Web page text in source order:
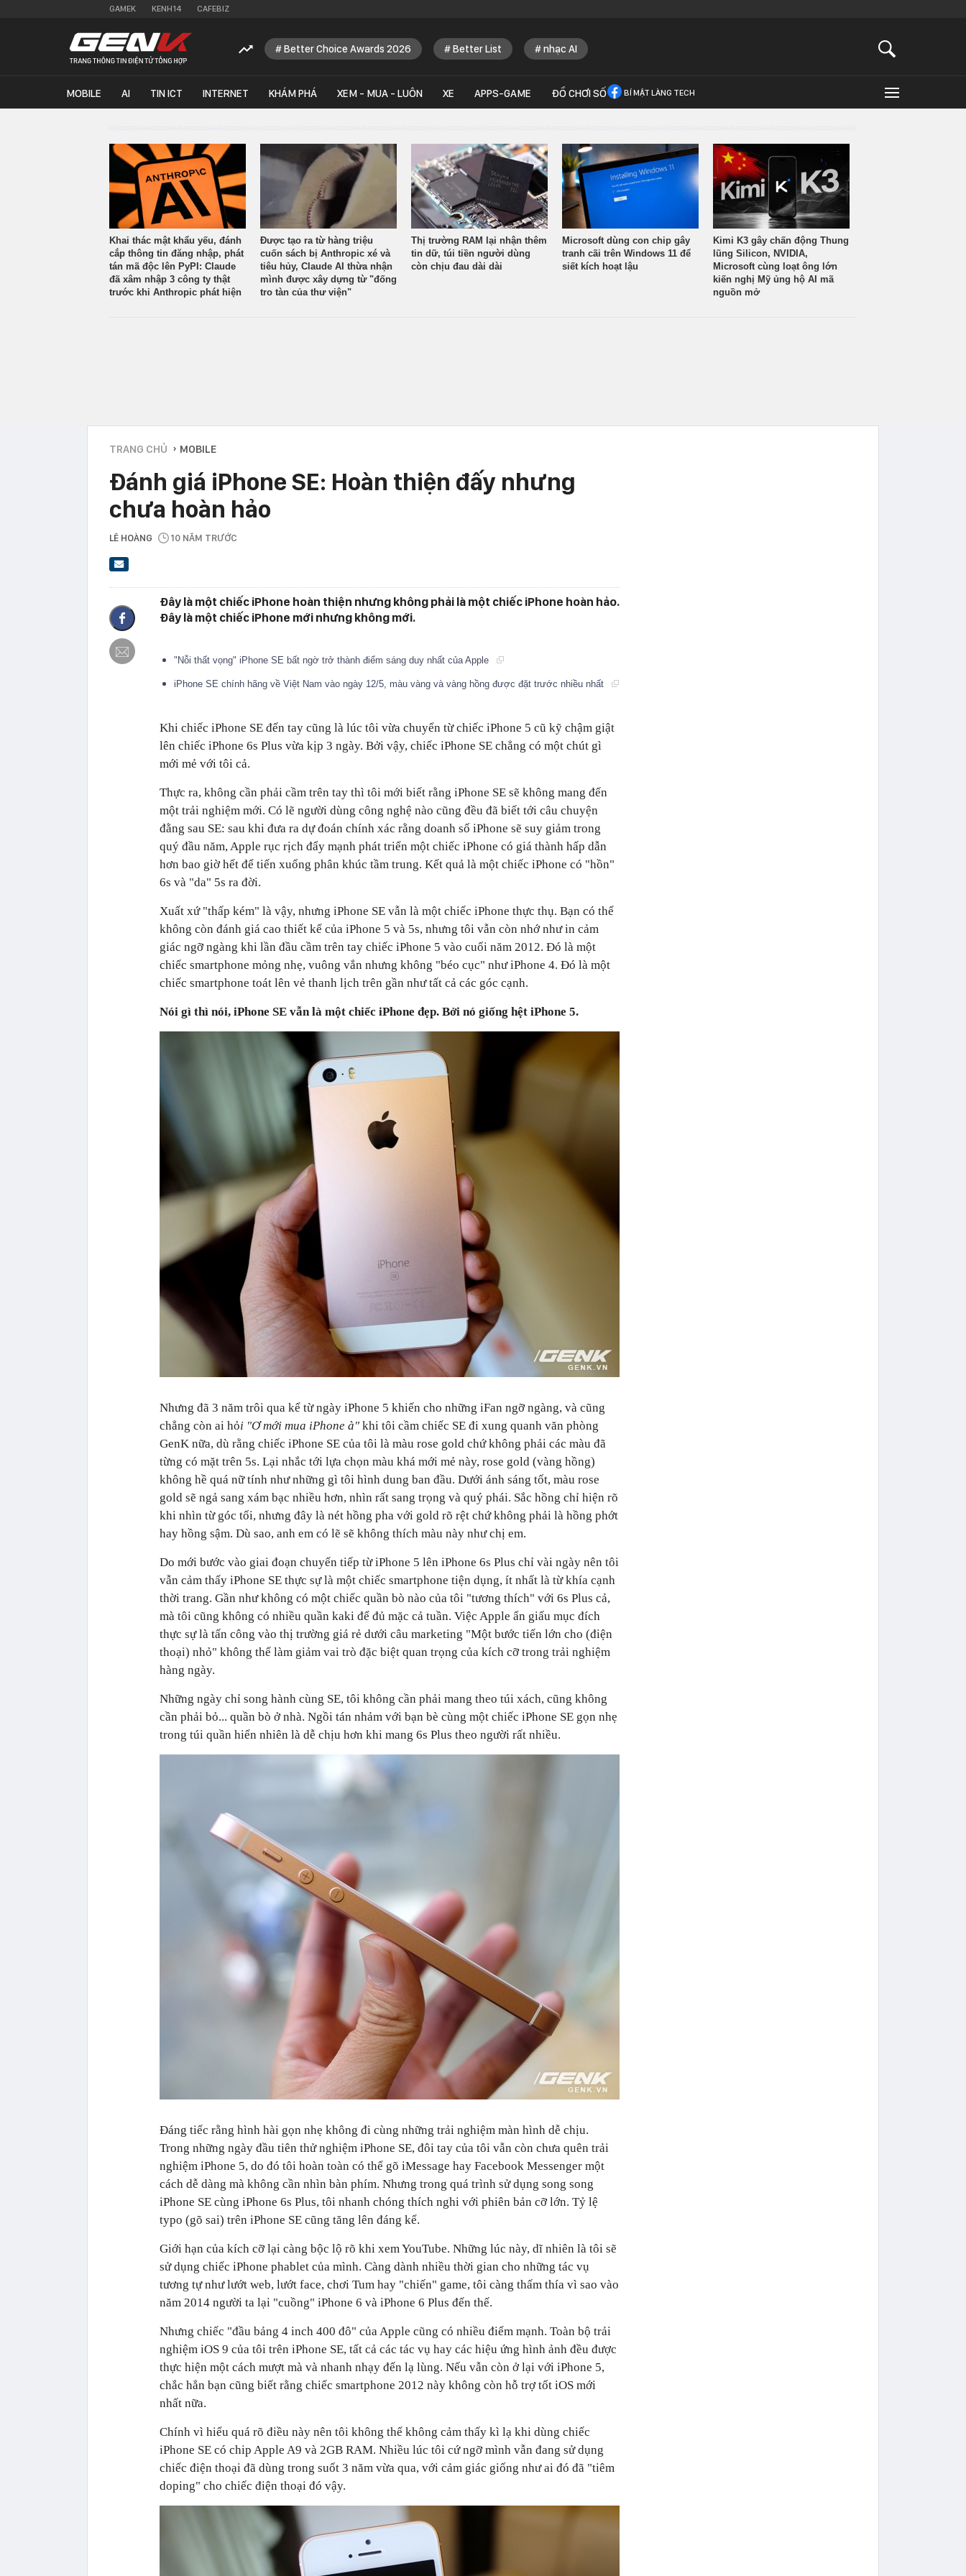
GAMEK KENH14 CAFEBIZ
Better Choice Awards 2026 Better List nhạc AI
MOBILE AI TIN ICT INTERNET KHÁM PHÁ XEM - MUA - LUÔN XE APPS-GAME ĐỒ CHƠI SỐ BÍ MẬT LÀNG TECH
Khai thác mật khẩu yếu, đánh
cắp thông tin đăng nhập, phát
tán mã độc lên PyPI: Claude
đã xâm nhập 3 công ty thật
trước khi Anthropic phát hiện
Được tạo ra từ hàng triệu
cuốn sách bị Anthropic xé và
tiêu hủy, Claude AI thừa nhận
mình được xây dựng từ "đống
tro tàn của thư viện"
Thị trường RAM lại nhận thêm
tin dữ, túi tiền người dùng
còn chịu đau dài dài
Microsoft dùng con chip gây
tranh cãi trên Windows 11 để
siết kích hoạt lậu
Kimi K3 gây chấn động Thung
lũng Silicon, NVIDIA,
Microsoft cùng loạt ông lớn
kiến nghị Mỹ ủng hộ AI mã
nguồn mở
TRANG CHỦ › MOBILE
Đánh giá iPhone SE: Hoàn thiện đấy nhưng
chưa hoàn hảo
LÊ HOÀNG 10 NĂM TRƯỚC
Đây là một chiếc iPhone hoàn thiện nhưng không phải là một chiếc iPhone hoàn hảo.
Đây là một chiếc iPhone mới nhưng không mới.
"Nỗi thất vọng" iPhone SE bất ngờ trở thành điểm sáng duy nhất của Apple
iPhone SE chính hãng về Việt Nam vào ngày 12/5, màu vàng và vàng hồng được đặt trước nhiều nhất
Khi chiếc iPhone SE đến tay cũng là lúc tôi vừa chuyển từ chiếc iPhone 5 cũ kỹ chậm giật
lên chiếc iPhone 6s Plus vừa kịp 3 ngày. Bởi vậy, chiếc iPhone SE chẳng có một chút gì
mới mẻ với tôi cả.
Thực ra, không cần phải cầm trên tay thì tôi mới biết rằng iPhone SE sẽ không mang đến
một trải nghiệm mới. Có lẽ người dùng công nghệ nào cũng đều đã biết tới câu chuyện
đằng sau SE: sau khi đưa ra dự đoán chính xác rằng doanh số iPhone sẽ suy giảm trong
quý đầu năm, Apple rục rịch đẩy mạnh phát triển một chiếc iPhone có giá thành hấp dẫn
hơn bao giờ hết để tiến xuống phân khúc tầm trung. Kết quả là một chiếc iPhone có "hồn"
6s và "da" 5s ra đời.
Xuất xứ "thấp kém" là vậy, nhưng iPhone SE vẫn là một chiếc iPhone thực thụ. Bạn có thể
không còn đánh giá cao thiết kế của iPhone 5 và 5s, nhưng tôi vẫn còn nhớ như in cảm
giác ngỡ ngàng khi lần đầu cầm trên tay chiếc iPhone 5 vào cuối năm 2012. Đó là một
chiếc smartphone mỏng nhẹ, vuông vắn nhưng không "béo cục" như iPhone 4. Đó là một
chiếc smartphone toát lên vẻ thanh lịch trên gần như tất cả các góc cạnh.
Nói gì thì nói, iPhone SE vẫn là một chiếc iPhone đẹp. Bởi nó giống hệt iPhone 5.
Nhưng đã 3 năm trôi qua kể từ ngày iPhone 5 khiến cho những iFan ngỡ ngàng, và cũng
chẳng còn ai hỏi "Ơ mới mua iPhone à" khi tôi cầm chiếc SE đi xung quanh văn phòng
GenK nữa, dù rằng chiếc iPhone SE của tôi là màu rose gold chứ không phải các màu đã
từng có mặt trên 5s. Lại nhắc tới lựa chọn màu khá mới mẻ này, rose gold (vàng hồng)
không hề quá nữ tính như những gì tôi hình dung ban đầu. Dưới ánh sáng tốt, màu rose
gold sẽ ngả sang xám bạc nhiều hơn, nhìn rất sang trọng và quý phái. Sắc hồng chỉ hiện rõ
khi nhìn từ góc tối, nhưng đây là nét hồng pha với gold rõ rệt chứ không phải là hồng phớt
hay hồng sậm. Dù sao, anh em có lẽ sẽ không thích màu này như chị em.
Do mới bước vào giai đoạn chuyển tiếp từ iPhone 5 lên iPhone 6s Plus chỉ vài ngày nên tôi
vẫn cảm thấy iPhone SE thực sự là một chiếc smartphone tiện dụng, ít nhất là từ khía cạnh
thời trang. Gần như không có một chiếc quần bò nào của tôi "tương thích" với 6s Plus cả,
mà tôi cũng không có nhiều quần kaki để đủ mặc cả tuần. Việc Apple ẩn giấu mục đích
thực sự là tấn công vào thị trường giá rẻ dưới câu marketing "Một bước tiến lớn cho (điện
thoại) nhỏ" không thể làm giảm vai trò đặc biệt quan trọng của kích cỡ trong trải nghiệm
hàng ngày.
Những ngày chỉ song hành cùng SE, tôi không cần phải mang theo túi xách, cũng không
cần phải bỏ... quần bò ở nhà. Ngồi tán nhảm với bạn bè cùng một chiếc iPhone SE gọn nhẹ
trong túi quần hiển nhiên là dễ chịu hơn khi mang 6s Plus theo người rất nhiều.
Đáng tiếc rằng hình hài gọn nhẹ không đi cùng những trải nghiệm màn hình dễ chịu.
Trong những ngày đầu tiên thử nghiệm iPhone SE, đôi tay của tôi vẫn còn chưa quên trải
nghiệm iPhone 5, do đó tôi hoàn toàn có thể gõ iMessage hay Facebook Messenger một
cách dễ dàng mà không cần nhìn bàn phím. Nhưng trong quá trình sử dụng song song
iPhone SE cùng iPhone 6s Plus, tôi nhanh chóng thích nghi với phiên bản cỡ lớn. Tỷ lệ
typo (gõ sai) trên iPhone SE cũng tăng lên đáng kể.
Giới hạn của kích cỡ lại càng bộc lộ rõ khi xem YouTube. Những lúc này, dĩ nhiên là tôi sẽ
sử dụng chiếc iPhone phablet của mình. Càng dành nhiều thời gian cho những tác vụ
tương tự như lướt web, lướt face, chơi Tum hay "chiến" game, tôi càng thấm thía vì sao vào
năm 2014 người ta lại "cuồng" iPhone 6 và iPhone 6 Plus đến thế.
Nhưng chiếc "đầu bảng 4 inch 400 đô" của Apple cũng có nhiều điểm mạnh. Toàn bộ trải
nghiệm iOS 9 của tôi trên iPhone SE, tất cả các tác vụ hay các hiệu ứng hình ảnh đều được
thực hiện một cách mượt mà và nhanh nhạy đến lạ lùng. Nếu vẫn còn ở lại với iPhone 5,
chắc hẳn bạn cũng biết rằng chiếc smartphone 2012 này không còn hỗ trợ tốt iOS mới
nhất nữa.
Chính vì hiểu quá rõ điều này nên tôi không thể không cảm thấy kì lạ khi dùng chiếc
iPhone SE có chip Apple A9 và 2GB RAM. Nhiều lúc tôi cứ ngỡ mình vẫn đang sử dụng
chiếc điện thoại đã dùng trong suốt 3 năm vừa qua, với cảm giác giống như ai đó đã "tiêm
doping" cho chiếc điện thoại đó vậy.